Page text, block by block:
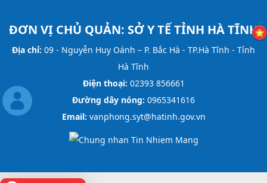
ĐƠN VỊ CHỦ QUẢN: SỞ Y TẾ TỈNH HÀ TĨNH
Địa chỉ: 09 - Nguyễn Huy Oánh – P. Bắc Hà - TP.Hà Tĩnh - Tỉnh
Hà Tĩnh
Điện thoại: 02393 856661
Đường dây nóng: 0965341616
Email: vanphong.syt@hatinh.gov.vn